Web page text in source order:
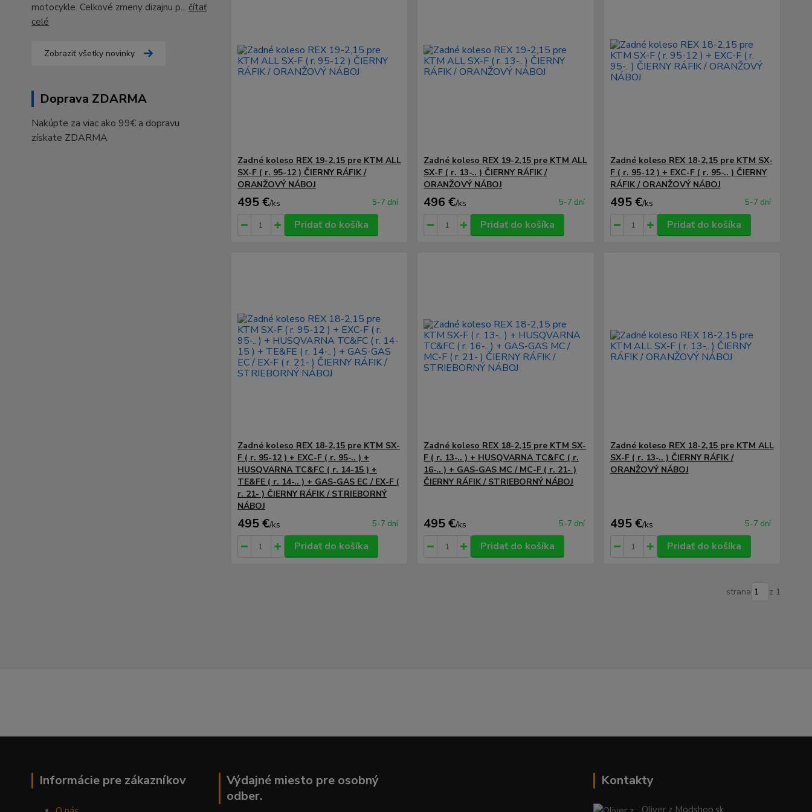
motocykle. Celkové zmeny dizajnu p... čítať
celé
Zobraziť všetky novinky
Doprava ZDARMA
Nakúpte za viac ako 99€ a dopravu
získate ZDARMA
Zadné koleso REX 19-2,15 pre KTM ALL
SX-F ( r. 95-12 ) ČIERNY RÁFIK /
ORANŽOVÝ NÁBOJ
495 €/ks 5-7 dní
Pridať do košíka
Zadné koleso REX 19-2,15 pre KTM ALL
SX-F ( r. 13-.. ) ČIERNY RÁFIK /
ORANŽOVÝ NÁBOJ
496 €/ks 5-7 dní
Pridať do košíka
Zadné koleso REX 18-2,15 pre KTM SX-
F ( r. 95-12 ) + EXC-F ( r. 95-.. ) ČIERNY
RÁFIK / ORANŽOVÝ NÁBOJ
495 €/ks 5-7 dní
Pridať do košíka
Zadné koleso REX 18-2,15 pre KTM SX-
F ( r. 95-12 ) + EXC-F ( r. 95-.. ) +
HUSQVARNA TC&FC ( r. 14-15 ) +
TE&FE ( r. 14-.. ) + GAS-GAS EC / EX-F (
r. 21- ) ČIERNY RÁFIK / STRIEBORNÝ
NÁBOJ
495 €/ks 5-7 dní
Pridať do košíka
Zadné koleso REX 18-2,15 pre KTM SX-
F ( r. 13-.. ) + HUSQVARNA TC&FC ( r.
16-.. ) + GAS-GAS MC / MC-F ( r. 21- )
ČIERNY RÁFIK / STRIEBORNÝ NÁBOJ
495 €/ks 5-7 dní
Pridať do košíka
Zadné koleso REX 18-2,15 pre KTM ALL
SX-F ( r. 13-.. ) ČIERNY RÁFIK /
ORANŽOVÝ NÁBOJ
495 €/ks 5-7 dní
Pridať do košíka
strana z 1
Informácie pre zákazníkov
Výdajné miesto pre osobný
odber.
Kontakty
Oliver z Modshop.sk